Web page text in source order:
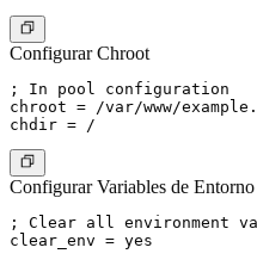
Configurar Chroot
; In pool configuration
chroot = /var/www/
Configurar Variables de
; Clear all environment
clear_env = yes